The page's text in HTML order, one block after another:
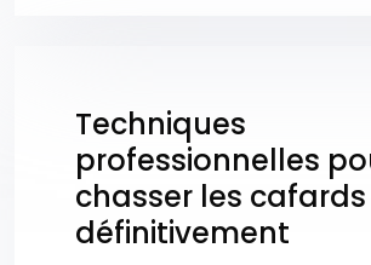
Techniques
professionnelles
chasser les cafards
définitivement